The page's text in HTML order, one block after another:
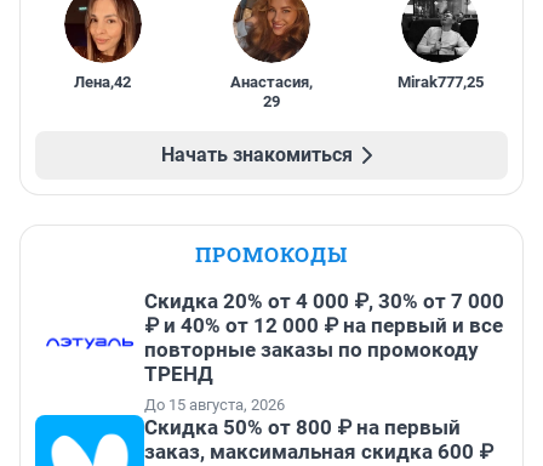
Лена,42 Анастасия,
29
Mirak777,25
Начать знакомиться
ПРОМОКОДЫ
Скидка 20% от 4 000 ₽, 30% от 7 000
₽ и 40% от 12 000 ₽ на первый и все
повторные заказы по промокоду
ТРЕНД
До 15 августа, 2026
Скидка 50% от 800 ₽ на первый
заказ, максимальная скидка 600 ₽